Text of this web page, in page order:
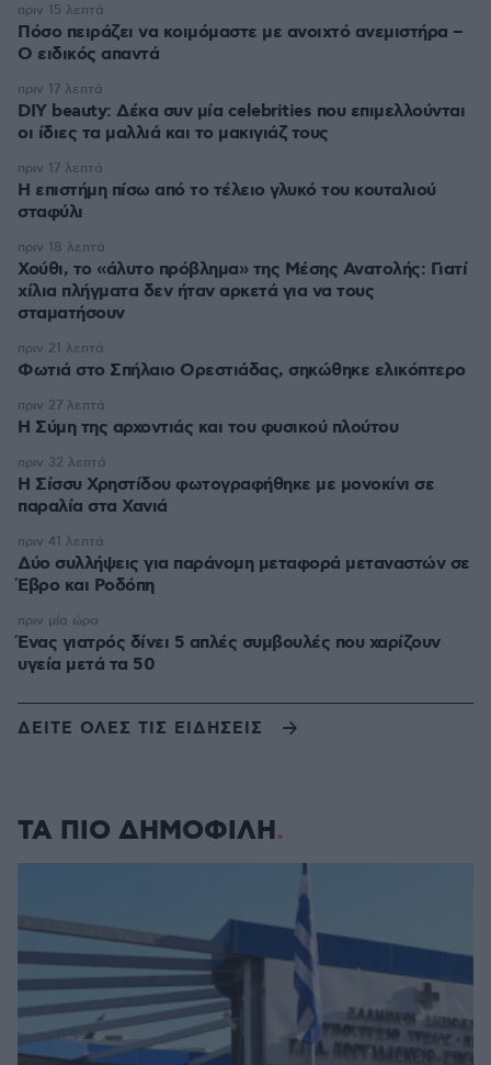
Πόσο πειράζει να κοιμόμαστε με ανοιχτό ανεμιστήρα –
Ο ειδικός απαντά
πριν 15 λεπτά
DIY beauty: Δέκα συν μία celebrities που επιμελλούνται
οι ίδιες τα μαλλιά και το μακιγιάζ τους
πριν 17 λεπτά
Η επιστήμη πίσω από το τέλειο γλυκό του κουταλιού
σταφύλι
πριν 17 λεπτά
Χούθι, το «άλυτο πρόβλημα» της Μέσης Ανατολής: Γιατί
χίλια πλήγματα δεν ήταν αρκετά για να τους
σταματήσουν
πριν 18 λεπτά
Φωτιά στο Σπήλαιο Ορεστιάδας, σηκώθηκε ελικόπτερο
πριν 21 λεπτά
Η Σύμη της αρχοντιάς και του φυσικού πλούτου
πριν 27 λεπτά
Η Σίσσυ Χρηστίδου φωτογραφήθηκε με μονοκίνι σε
παραλία στα Χανιά
πριν 32 λεπτά
Δύο συλλήψεις για παράνομη μεταφορά μεταναστών σε
Έβρο και Ροδόπη
πριν 41 λεπτά
Ένας γιατρός δίνει 5 απλές συμβουλές που χαρίζουν
υγεία μετά τα 50
πριν μία ώρα
ΔΕΙΤΕ ΟΛΕΣ ΤΙΣ ΕΙΔΗΣΕΙΣ
ΤΑ ΠΙΟ ΔΗΜΟΦΙΛΗ